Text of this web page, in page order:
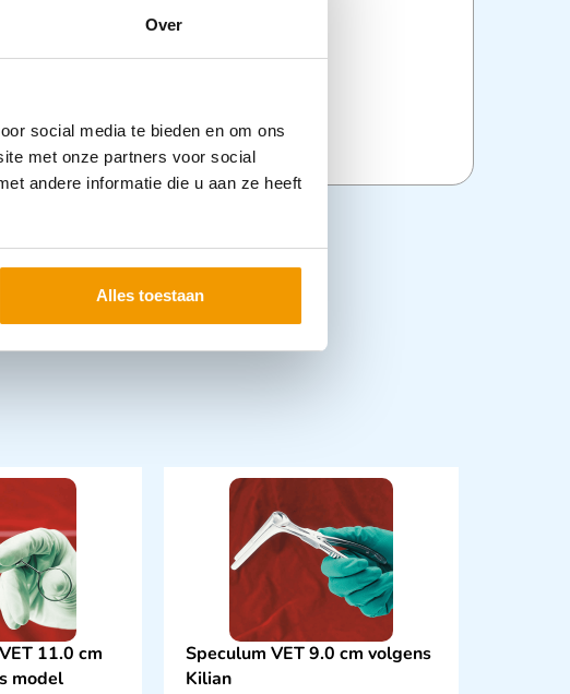
Over
social media te bieden en om ons
met onze partners voor social
andere informatie die u aan ze heeft
Alles toestaan
11.0 cm
model
Speculum VET 9.0 cm volgens
Kilian